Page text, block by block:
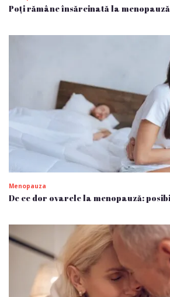
Poți rămâne însărcinată la
Menopauza
De ce dor ovarele la menopauză: